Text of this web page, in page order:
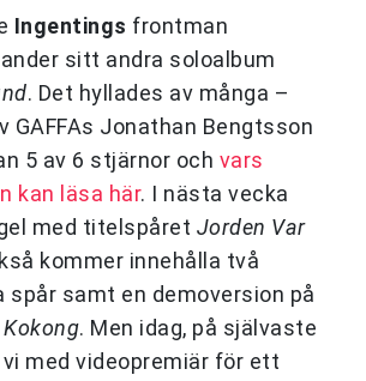
Ingentings frontman
sitt andra soloalbum
. Det hyllades av många –
GAFFAs Jonathan Bengtsson
5 av 6 stjärnor och vars
kan läsa här. I nästa vecka
med titelspåret Jorden Var
kommer innehålla två
spår samt en demoversion på
Kokong. Men idag, på självaste
med videopremiär för ett